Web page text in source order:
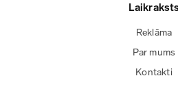
Reklāma
Par mums
Kontakti